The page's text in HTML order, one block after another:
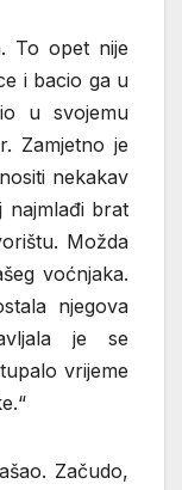
To opet nije
i bacio ga u
u svojemu
Zamjetno je
nekakav
najmlađi brat
Možda
voćnjaka.
njegova
je se
vrijeme
Začudo,